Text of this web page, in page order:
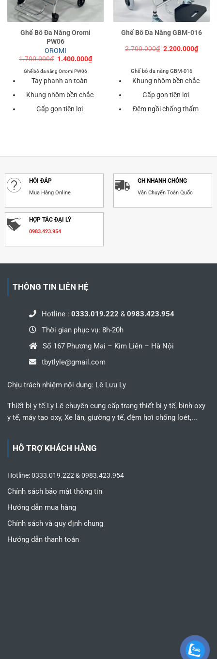
Ghế Bô Đa Năng Oromi
PW06
OROMI
1.700.000₫ Giá
là:
1.700.000₫.
1.400.000₫Giá
hiện
1.400.000₫.
Ghế bô đa năng Orromi PW06
Tay phanh an toàn
Khung nhôm bền chắc
Gấp gọn tiện lợi
Ghế Bô Đa Năng GBM-016
2.700.000₫ Giá
2.200.000₫Giá
hiện
Ghế bô đa năng GBM-016
Khung nhôm bền chắc
Gấp gọn tiện lợi
Đệm ngồi chống thấm
HỎI ĐÁP
Mua Hàng Online
GH NHANH CHÓNG
Vận Chuyển Toàn Quốc
HỢP TÁC ĐẠI LÝ
0983.423.954
THÔNG TIN LIÊN HỆ
Hotline : 0333.019.222 & 0983.423.954
Thời gian phục vụ: 8h-20h
Số 167 Phương Mai – Kim Liên – Hà Nội
tbytlyle@gmail.com
Chịu trách nhiệm nội dung: Lê Lưu Ly
Thiết bị y tế Ly Lê chuyên cung cấp trang thiết bị y tế, bình oxy
y tế, máy tạo oxy, Xe lăn, giường y tế, đệm hơi chống loét,...
HỖ TRỢ KHÁCH HÀNG
Hotline: 0333.019.222 & 0983.423.954
Chính sách bảo mật thông tin
Hướng dẫn mua hàng
Chính sách và quy định chung
Hướng dẫn thanh toán